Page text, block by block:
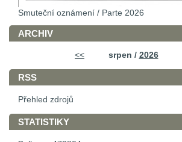
Smuteční oznámení / Parte 2026
ARCHIV
<< srpen / 2026
RSS
Přehled zdrojů
STATISTIKY